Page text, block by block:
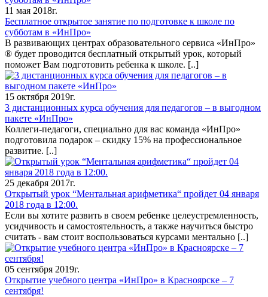
11 мая 2018г.
Бесплатное открытое занятие по подготовке к школе по
субботам в «ИнПро»
В развивающих центрах образовательного сервиса «ИнПро»
® будет проводится бесплатный открытый урок, который
поможет Вам подготовить ребенка к школе. [..]
15 октября 2019г.
3 дистанционных курса обучения для педагогов – в выгодном
пакете «ИнПро»
Коллеги-педагоги, специально для вас команда «ИнПро»
подготовила подарок – скидку 15% на профессиональное
развитие. [..]
25 декабря 2017г.
Открытый урок “Ментальная арифметика“ пройдет 04 января
2018 года в 12:00.
Если вы хотите развить в своем ребенке целеустремленность,
усидчивость и самостоятельность, а также научиться быстро
считать - вам стоит воспользоваться курсами ментально [..]
05 сентября 2019г.
Открытие учебного центра «ИнПро» в Красноярске – 7
сентября!